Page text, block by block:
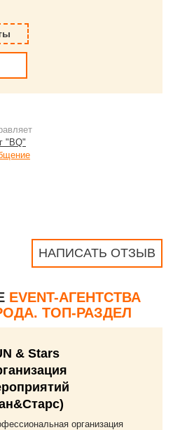
"BQ"
НАПИСАТЬ ОТЗЫВ
EVENT-АГЕНТСТВА
ТОП-РАЗДЕЛ
& Stars
организация